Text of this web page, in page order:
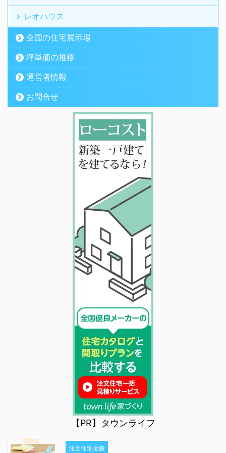
レオハウス
全国の住宅展示場
坪単価の推移
運営者情報
お問合せ
【PR】タウンライフ
注文住宅全般